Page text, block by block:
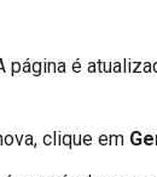
página é
clique em